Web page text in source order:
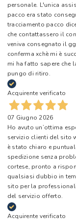
personale. L'unica
pacco era stato
tracciamento pacco
che contattassero il
veniva consegnato il
conferma xchè mi è
mi ha fatto sapere che
pungo di ritiro.
Acquirente verificato
07 Giugno 2026
Ho avuto un’ottima
servizio clienti del sito
è stato chiaro e
spedizione senza
cortese, pronto a
qualsiasi dubbio in
sito per la
del servizio offerto.
Acquirente verificato